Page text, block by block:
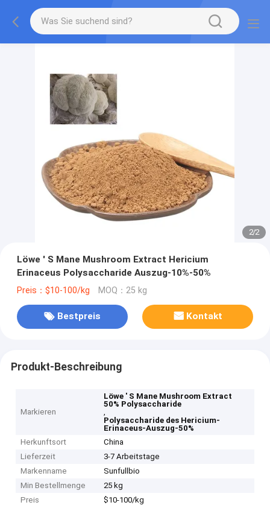
2/2
Löwe ′ S Mane Mushroom Extract Hericium
Erinaceus Polysaccharide Auszug-10%-50%
Preis：$10-100/kg MOQ：25 kg
Bestpreis Kontakt
Produkt-Beschreibung
Markieren
Löwe ′ S Mane Mushroom Extract
50% Polysaccharide
,
Polysaccharide des Hericium-
Erinaceus-Auszug-50%
Herkunftsort
China
Lieferzeit
3-7 Arbeitstage
Markenname
Sunfullbio
Min Bestellmenge
25 kg
Preis
$10-100/kg